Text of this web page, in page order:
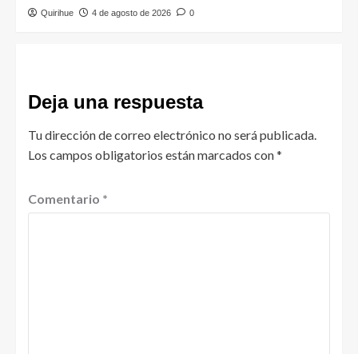
Quirihue 4 de agosto de 2026 0
Deja una respuesta
Tu dirección de correo electrónico no será publicada.
Los campos obligatorios están marcados con*
Comentario *